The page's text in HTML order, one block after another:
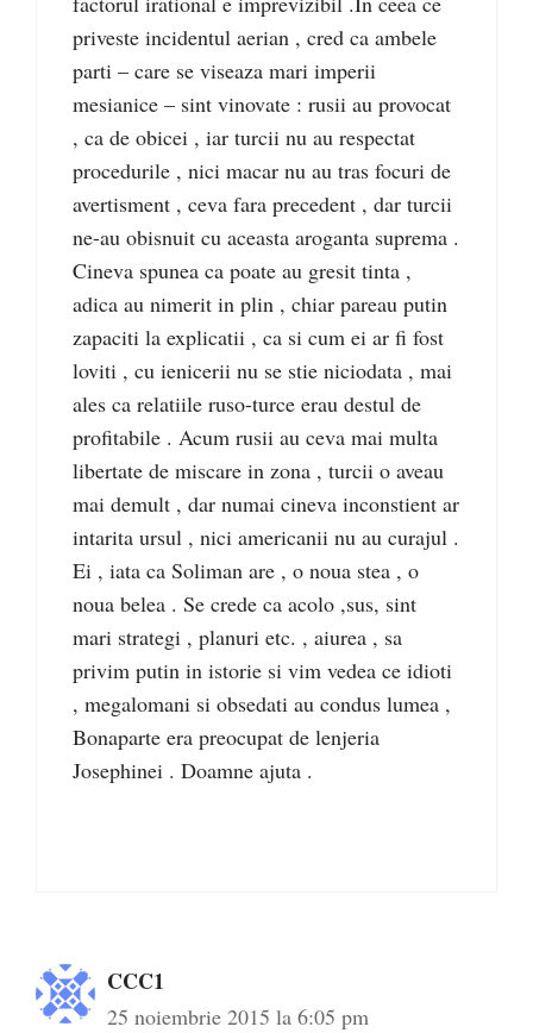
priveste incidentul aerian , cred ca ambele
parti – care se viseaza mari imperii
mesianice – sint vinovate : rusii au provocat
, ca de obicei , iar turcii nu au respectat
procedurile , nici macar nu au tras focuri de
avertisment , ceva fara precedent , dar turcii
ne-au obisnuit cu aceasta aroganta suprema .
Cineva spunea ca poate au gresit tinta ,
adica au nimerit in plin , chiar pareau putin
zapaciti la explicatii , ca si cum ei ar fi fost
loviti , cu ienicerii nu se stie niciodata , mai
ales ca relatiile ruso-turce erau destul de
profitabile . Acum rusii au ceva mai multa
libertate de miscare in zona , turcii o aveau
mai demult , dar numai cineva inconstient ar
intarita ursul , nici americanii nu au curajul .
Ei , iata ca Soliman are , o noua stea , o
noua belea . Se crede ca acolo ,sus, sint
mari strategi , planuri etc. , aiurea , sa
privim putin in istorie si vim vedea ce idioti
, megalomani si obsedati au condus lumea ,
Bonaparte era preocupat de lenjeria
Josephinei . Doamne ajuta .
CCC1
25 noiembrie 2015 la 6:05 pm